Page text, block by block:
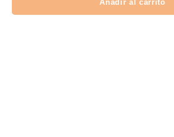
Añadir al carrito